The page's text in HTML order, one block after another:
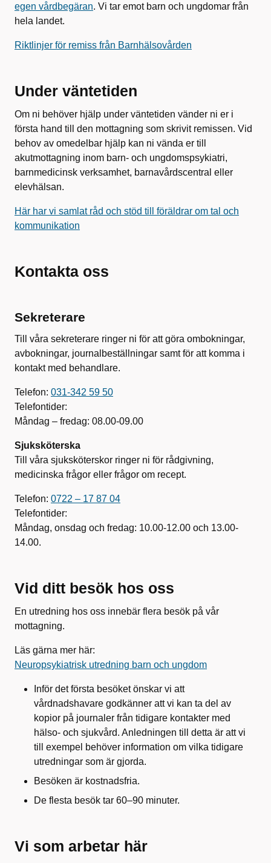
egen vårdbegäran. Vi tar emot barn och ungdomar från
hela landet.
Riktlinjer för remiss från Barnhälsovården
Under väntetiden
Om ni behöver hjälp under väntetiden vänder ni er i
första hand till den mottagning som skrivit remissen. Vid
behov av omedelbar hjälp kan ni vända er till
akutmottagning inom barn- och ungdomspsykiatri,
barnmedicinsk verksamhet, barnavårdscentral eller
elevhälsan.
Här har vi samlat råd och stöd till föräldrar om tal och
kommunikation
Kontakta oss
Sekreterare
Till våra sekreterare ringer ni för att göra ombokningar,
avbokningar, journalbeställningar samt för att komma i
kontakt med behandlare.
Telefon: 031-342 59 50
Telefontider:
Måndag – fredag: 08.00-09.00
Sjuksköterska
Till våra sjuksköterskor ringer ni för rådgivning,
medicinska frågor eller frågor om recept.
Telefon: 0722 – 17 87 04
Telefontider:
Måndag, onsdag och fredag: 10.00-12.00 och 13.00-
14.00.
Vid ditt besök hos oss
En utredning hos oss innebär flera besök på vår
mottagning.
Läs gärna mer här:
Neuropsykiatrisk utredning barn och ungdom
Inför det första besöket önskar vi att
vårdnadshavare godkänner att vi kan ta del av
kopior på journaler från tidigare kontakter med
hälso- och sjukvård. Anledningen till detta är att vi
till exempel behöver information om vilka tidigare
utredningar som är gjorda.
Besöken är kostnadsfria.
De flesta besök tar 60–90 minuter.
Vi som arbetar här